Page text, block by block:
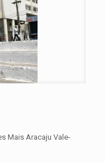
Mais Aracaju Vale-